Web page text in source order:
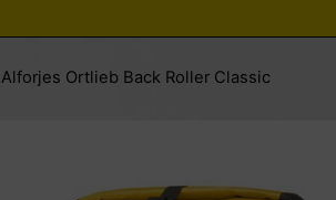
Alforjes Ortlieb Back Roller Classic